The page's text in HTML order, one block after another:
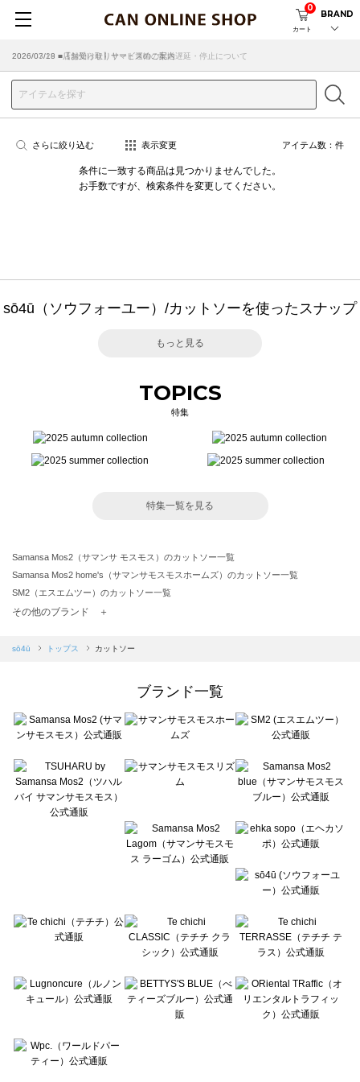
カート
0
BRAND
2026/07/29 ■【お知らせ】ヤマト運輸の配送遅延・停止について
2026/03/18 ■店舗受け取りサービスのご案内
さらに絞り込む 表示変更 アイテム数： 件
条件に一致する商品は見つかりませんでした。
お手数ですが、検索条件を変更してください。
sō4ū（ソウフォーユー）/カットソーを使ったスナップ
もっと見る
TOPICS
特集
特集一覧を見る
Samansa Mos2（サマンサ モスモス）のカットソー一覧
Samansa Mos2 home's（サマンサモスモスホームズ）のカットソー一覧
SM2（エスエムツー）のカットソー一覧
TSUHARU by Samansa Mos2（ツハルバイサマンサモスモス）のカットソー一覧
Samansa Mos2 blue（サマンサモスモス ブルー）のカットソー一覧
sō4ū（ソウフォーユー）のカットソー一覧
Te chichi（テチチ）のカットソー一覧
Te chichi CLASSIC（テチチ クラシック）のカットソー一覧
Lugnoncure（ルノンキュール）のカットソー一覧
BETTY'S BLUE（べティーズブルー）のカットソー一覧
Wpc.（ワールドパーティー）のカットソー一覧
その他のブランド ＋
sō4ū トップス カットソー
ブランド一覧